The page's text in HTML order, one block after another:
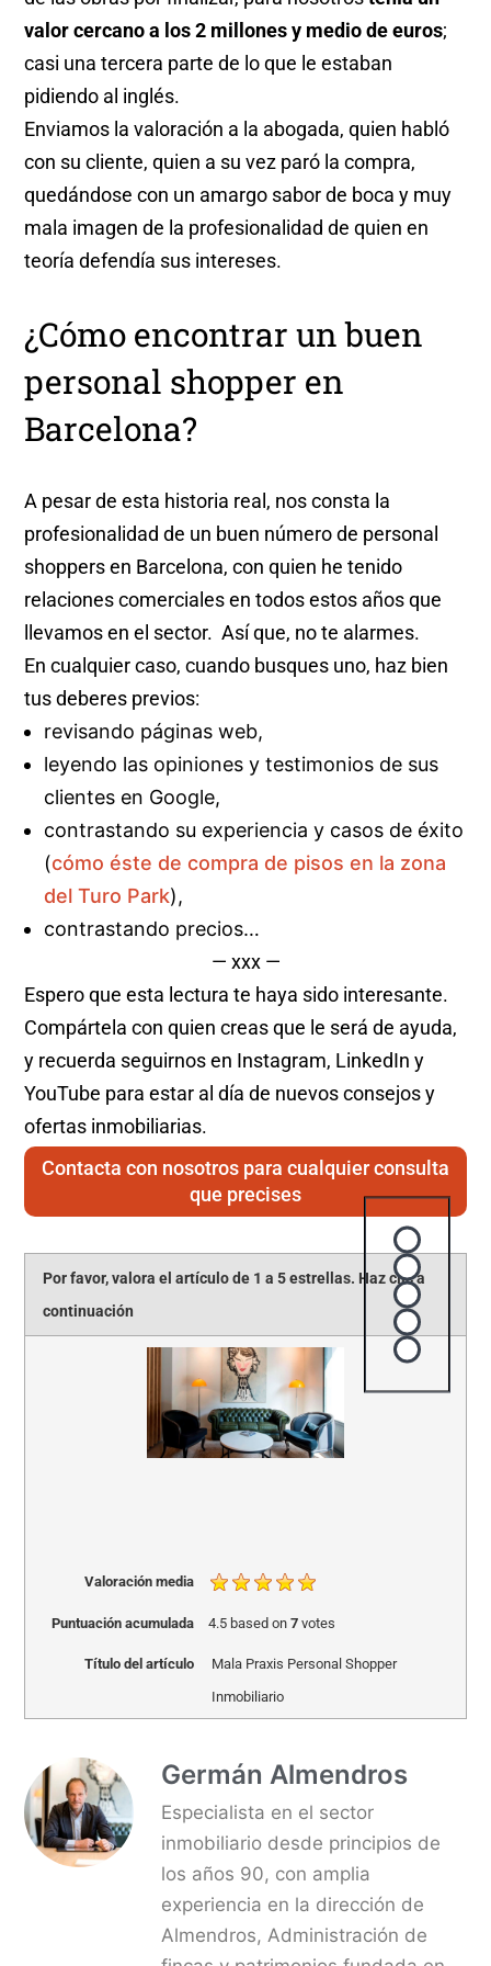
valor cercano a los 2 millones y medio de euros;
casi una tercera parte de lo que le estaban
pidiendo al inglés.
Enviamos la valoración a la abogada, quien habló
con su cliente, quien a su vez paró la compra,
quedándose con un amargo sabor de boca y muy
mala imagen de la profesionalidad de quien en
teoría defendía sus intereses.
¿Cómo encontrar un buen
personal shopper en
Barcelona?
A pesar de esta historia real, nos consta la
profesionalidad de un buen número de personal
shoppers en Barcelona, con quien he tenido
relaciones comerciales en todos estos años que
llevamos en el sector. Así que, no te alarmes.
En cualquier caso, cuando busques uno, haz bien
tus deberes previos:
revisando páginas web,
leyendo las opiniones y testimonios de sus
clientes en Google,
contrastando su experiencia y casos de éxito
(cómo éste de compra de pisos en la zona
del Turo Park),
contrastando precios…
— xxx —
Espero que esta lectura te haya sido interesante.
Compártela con quien creas que le será de ayuda,
y recuerda seguirnos en Instagram, LinkedIn y
YouTube para estar al día de nuevos consejos y
ofertas inmobiliarias.
Contacta con nosotros para cualquier consulta
que precises
Por favor, valora el artículo de 1 a 5 estrellas. Haz clic a
continuación
Rating
1 star
2 stars
3 stars
4 stars
Valoración media
Puntuación acumulada 4.5 based on7 votes
Título del artículo
Mala Praxis Personal Shopper
Inmobiliario
Germán Almendros
Especialista en el sector
inmobiliario desde principios de
los años 90, con amplia
experiencia en la dirección de
Almendros, Administración de